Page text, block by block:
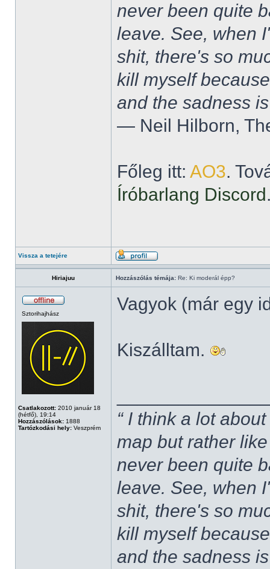
never been quite
leave. See, when
shit, there's so
kill myself
and the sadness
― Neil Hilborn,
Főleg itt: AO3.
Íróbarlang Discord
Vissza a tetejére
Hiriajuu Hozzászólás témája: Re: Ki moderál épp?
Sztorihajhász
Csatlakozott: 2010 január 18
(hétfő), 19:14
Hozzászólások: 1888
Tartózkodási hely: Veszprém
Vagyok (már egy
Kiszálltam.
“ I think a lot
map but rather
never been quite
leave. See, when
shit, there's so
kill myself
and the sadness